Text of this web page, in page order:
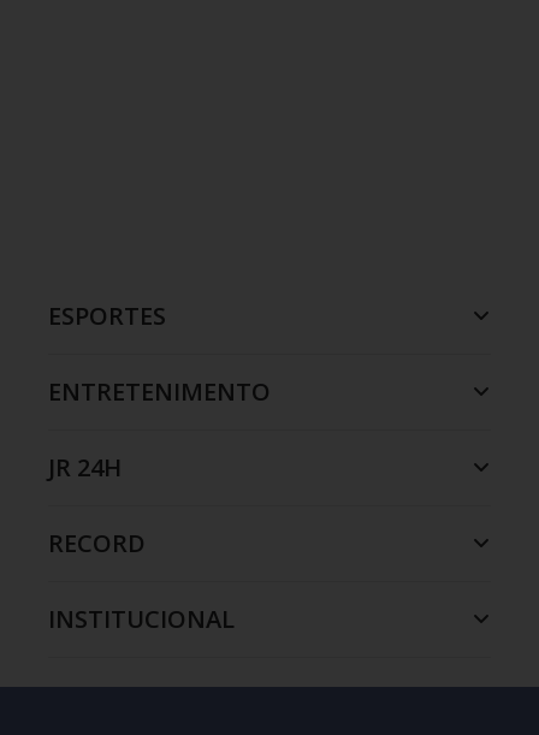
ESPORTES
ENTRETENIMENTO
JR 24H
RECORD
INSTITUCIONAL